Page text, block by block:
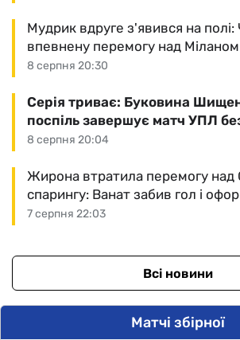
8 серпня 20:30
Мудрик вдруге з'явився на полі:
впевнену перемогу над
8 серпня 20:04
Серія триває: Буковина
поспіль завершує матч УПЛ
7 серпня 22:03
Жирона втратила перемогу над
спарингу: Ванат забив гол і
Всі новини
Матчі збірної